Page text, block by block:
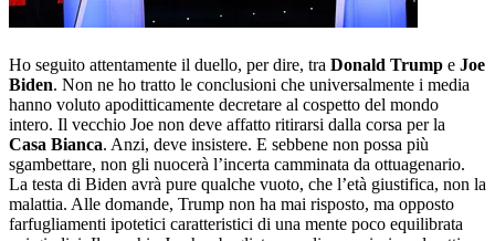
Ho seguito attentamente il duello, per dire, tra Donald Trump e Joe
Biden. Non ne ho tratto le conclusioni che universalmente i media
hanno voluto apoditticamente decretare al cospetto del mondo
intero. Il vecchio Joe non deve affatto ritirarsi dalla corsa per la
Casa Bianca. Anzi, deve insistere. E sebbene non possa più
sgambettare, non gli nuocerà l’incerta camminata da ottuagenario.
La testa di Biden avrà pure qualche vuoto, che l’età giustifica, non la
malattia. Alle domande, Trump non ha mai risposto, ma opposto
farfugliamenti ipotetici caratteristici di una mente poco equilibrata